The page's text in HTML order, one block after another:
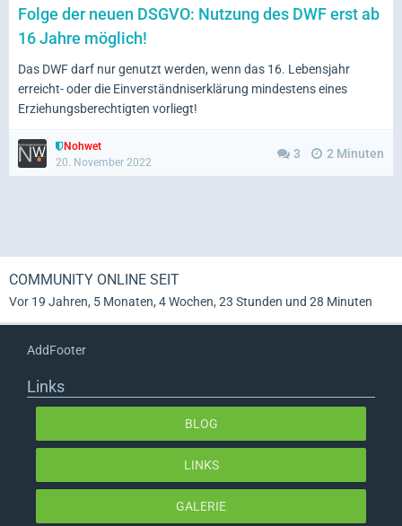
Folge der neuen DSGVO: Nutzung des DWF erst ab
16 Jahre möglich!
Das DWF darf nur genutzt werden, wenn das 16. Lebensjahr
erreicht- oder die Einverständniserklärung mindestens eines
Erziehungsberechtigten vorliegt!
Nohwet
20. November 2022
3 2 Minuten
COMMUNITY ONLINE SEIT
Vor 19 Jahren, 5 Monaten, 4 Wochen, 23 Stunden und 28 Minuten
AddFooter
Links
BLOG
LINKS
GALERIE